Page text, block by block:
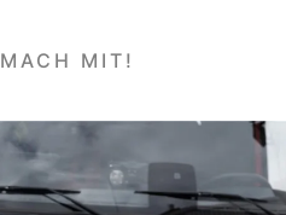
MACH MIT!